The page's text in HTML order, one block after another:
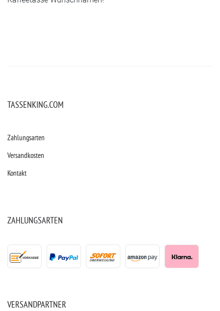
TASSENKING.COM
Zahlungsarten
Versandkosten
Kontakt
ZAHLUNGSARTEN
VERSANDPARTNER